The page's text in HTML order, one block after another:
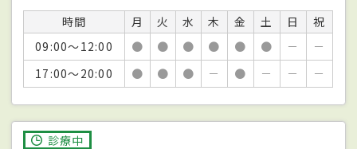
時間 月 火 水 木 金 土 日
祝
09:00～12:00
● ● ● ● ● ● －
－
17:00～20:00
● ● ● － ● － － －
診療中